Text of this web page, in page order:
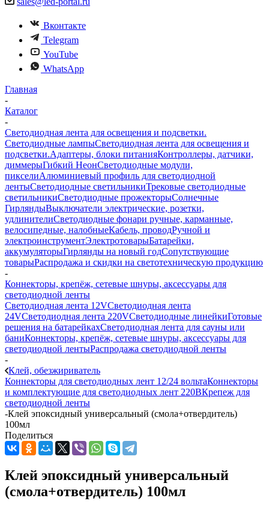
Вконтакте
Telegram
YouTube
WhatsApp
Главная
-
Каталог
-
Светодиодная лента для освещения и подсветки.
Светодиодные лампыСветодиодная лента для освещения и
подсветки.Адаптеры, блоки питанияКонтроллеры, датчики,
диммерыГибкий НеонСветодиодные модули,
пикселиАлюминиевый профиль для светодиодной
лентыСветодиодные светильникиТрековые светодиодные
светильникиСветодиодные прожекторыСолнечные
ГирляндыВыключатели электрические, розетки,
удлинителиСветодиодные фонари ручные, карманные,
велосипедные, налобныеКабель, проводРучной и
электроинструментЭлектротоварыБатарейки,
аккумуляторыГирлянды на новый годСопутствующие
товарыРаспродажа и скидки на светотехническую продукцию
-
Коннекторы, крепёж, сетевые шнуры, аксессуары для
светодиодной ленты
Светодиодная лента 12VСветодиодная лента
24VСветодиодная лента 220VСветодиодные линейкиГотовые
решения на батарейкахСветодиодная лента для сауны или
баниКоннекторы, крепёж, сетевые шнуры, аксессуары для
светодиодной лентыРаспродажа светодиодной ленты
-
Клей, обезжириватель
Коннекторы для светодиодных лент 12/24 вольтаКоннекторы
и комплектующие для светодиодных лент 220ВКрепеж для
светодиодной ленты
-Клей эпоксидный универсальный (смола+отвердитель)
100мл
Поделиться
Клей эпоксидный универсальный
(смола+отвердитель) 100мл